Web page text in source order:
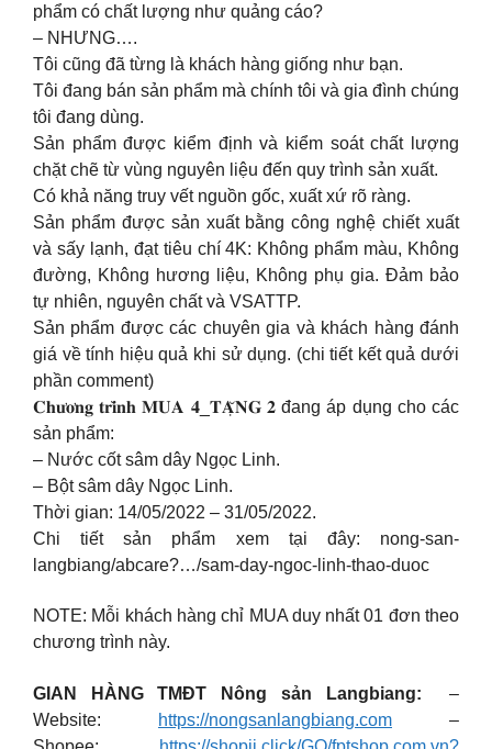
phẩm có chất lượng như quảng cáo?
– NHƯNG….
Tôi cũng đã từng là khách hàng giống như bạn.
Tôi đang bán sản phẩm mà chính tôi và gia đình chúng
tôi đang dùng.
Sản phẩm được kiểm định và kiểm soát chất lượng
chặt chẽ từ vùng nguyên liệu đến quy trình sản xuất.
Có khả năng truy vết nguồn gốc, xuất xứ rõ ràng.
Sản phẩm được sản xuất bằng công nghệ chiết xuất
và sấy lạnh, đạt tiêu chí 4K: Không phẩm màu, Không
đường, Không hương liệu, Không phụ gia. Đảm bảo
tự nhiên, nguyên chất và VSATTP.
Sản phẩm được các chuyên gia và khách hàng đánh
giá về tính hiệu quả khi sử dụng. (chi tiết kết quả dưới
phần comment)
𝐂𝐡𝐮̛𝐨̛𝐧𝐠 𝐭𝐫𝐢̀𝐧𝐡 𝐌𝐔𝐀 𝟒_𝐓𝐀̣̆𝐍𝐆 𝟐 đang áp dụng cho các
sản phẩm:
– Nước cốt sâm dây Ngọc Linh.
– Bột sâm dây Ngọc Linh.
Thời gian: 14/05/2022 – 31/05/2022.
Chi tiết sản phẩm xem tại đây: nong-san-
langbiang/abcare?…/sam-day-ngoc-linh-thao-duoc
NOTE: Mỗi khách hàng chỉ MUA duy nhất 01 đơn theo
chương trình này.
GIAN HÀNG TMĐT Nông sản Langbiang:
–
Website:
https://nongsanlangbiang.com –